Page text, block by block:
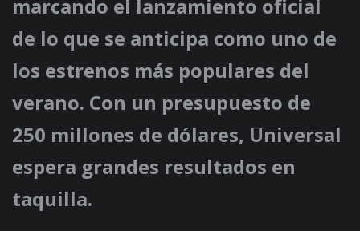
marcando el lanzamiento oficial
de lo que se anticipa como uno de
los estrenos más populares del
verano. Con un presupuesto de
250 millones de dólares, Universal
espera grandes resultados en
taquilla.